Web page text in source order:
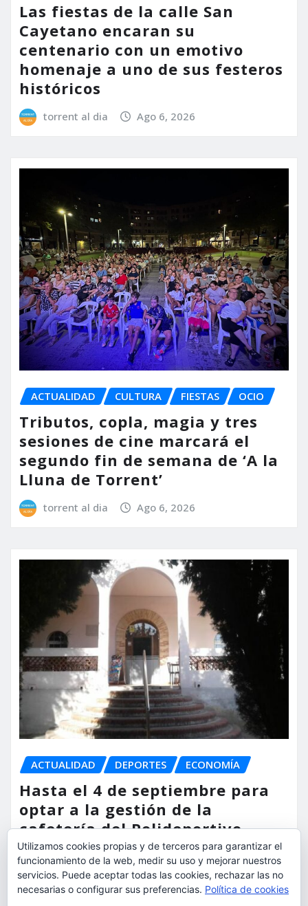
Las fiestas de la calle San
Cayetano encaran su
centenario con un emotivo
homenaje a uno de sus festeros
históricos
torrent al dia Ago 6, 2026
ACTUALIDAD CULTURA FIESTAS OCIO
Tributos, copla, magia y tres
sesiones de cine marcará el
segundo fin de semana de ‘A la
Lluna de Torrent’
torrent al dia Ago 6, 2026
ACTUALIDAD DEPORTES ECONOMÍA
Hasta el 4 de septiembre para
optar a la gestión de la
cafetería del Polideportivo
Anabel Medina de Torrent
torrent al dia Ago 6, 2026
Utilizamos cookies propias y de terceros para garantizar el
funcionamiento de la web, medir su uso y mejorar nuestros
servicios. Puede aceptar todas las cookies, rechazar las no
necesarias o configurar sus preferencias. Política de cookies